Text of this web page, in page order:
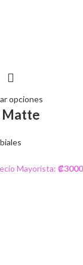
opciones
Matte
Mayorista: ₡3000